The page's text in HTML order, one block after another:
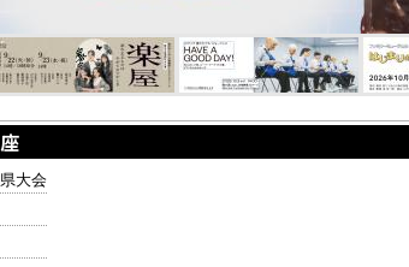
大会